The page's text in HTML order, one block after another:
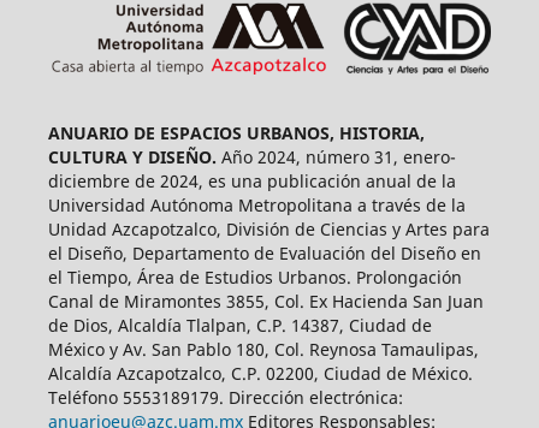
ANUARIO DE ESPACIOS URBANOS, HISTORIA,
CULTURA Y DISEÑO. Año 2024, número 31, enero-
diciembre de 2024, es una publicación anual de la
Universidad Autónoma Metropolitana a través de la
Unidad Azcapotzalco, División de Ciencias y Artes para
el Diseño, Departamento de Evaluación del Diseño en
el Tiempo, Área de Estudios Urbanos. Prolongación
Canal de Miramontes 3855, Col. Ex Hacienda San Juan
de Dios, Alcaldía Tlalpan, C.P. 14387, Ciudad de
México y Av. San Pablo 180, Col. Reynosa Tamaulipas,
Alcaldía Azcapotzalco, C.P. 02200, Ciudad de México.
Teléfono 5553189179. Dirección electrónica:
anuarioeu@azc.uam.mxEditores Responsables: